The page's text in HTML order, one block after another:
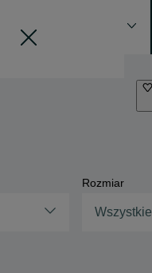
Rozmiar
Wszystkie